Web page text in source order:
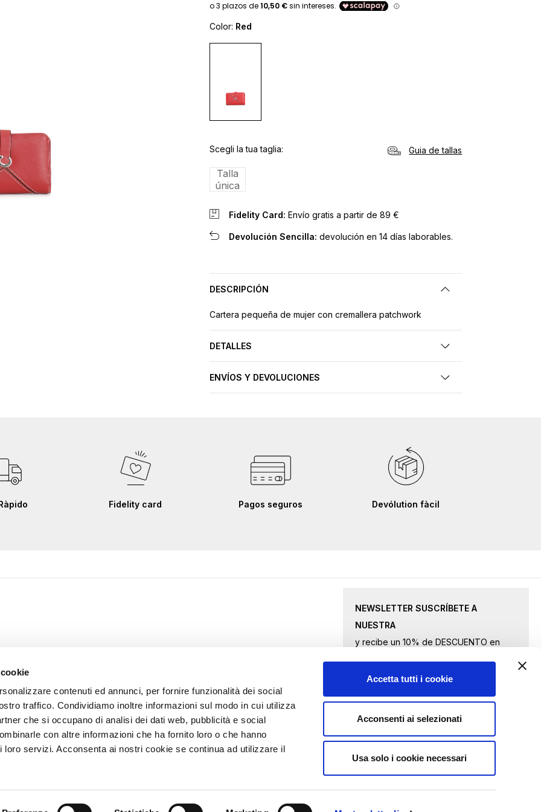
contenuti ed annunci, per fornire funzionalità dei social
traffico. Condividiamo inoltre informazioni sul modo in cui utilizza
che si occupano di analisi dei dati web, pubblicità e social
con altre informazioni che ha fornito loro o che hanno
loro servizi. Acconsenta ai nostri cookie se continua ad utilizzare il
Accetta tutti i cookie
Acconsenti ai selezionati
Usa solo i cookie necessari
Color: Red
Scegli la tua taglia
Talla
única
Guia de tallas
Fidelity Card: Envío gratis a partir de 89 €
Devolución Sencilla: devolución en 14 días laborables.
DESCRIPCIÓN
Cartera pequeña de mujer con cremallera patchwork
DETALLES
ENVÍOS Y DEVOLUCIONES
Fidelity card Pagos seguros Devólution fàcil
NEWSLETTER SUSCRÍBETE A
NUESTRA
y recibe un 10% de DESCUENTO en
a
nuestro
boletín
de
ENVIAR CONSULTA